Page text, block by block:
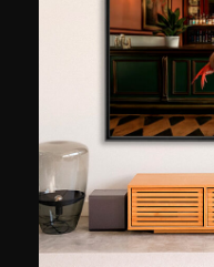
Jean-Louis
viele andere."